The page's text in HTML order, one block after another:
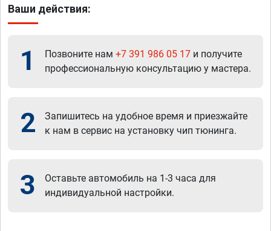
Ваши действия:
1 Позвоните нам +7 391 986 05 17 и получите
профессиональную консультацию у мастера.
2
Запишитесь на удобное время и приезжайте
к нам в сервис на установку чип тюнинга.
3
Оставьте автомобиль на 1-3 часа для
индивидуальной настройки.